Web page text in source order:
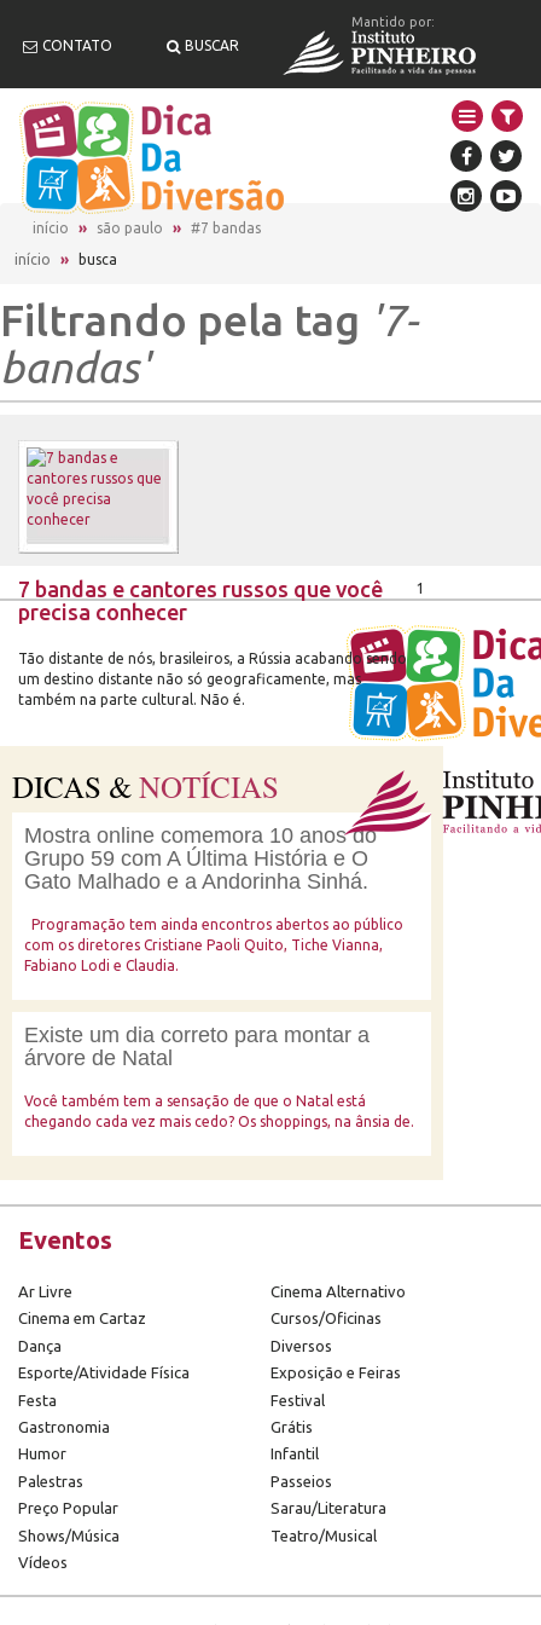
CONTATO BUSCAR
Mantido por:
início são paulo
#7 bandas
início
» busca
Filtrando pela tag '7-
bandas'
7 bandas e cantores russos que você
precisa conhecer
Tão distante de nós, brasileiros, a Rússia acabando sendo
um destino distante não só geograficamente, mas
também na parte cultural. Não é.
1
DICAS &NOTÍCIAS
Mostra online comemora 10 anos do
Grupo 59 com A Última História e O
Gato Malhado e a Andorinha Sinhá.
Programação tem ainda encontros abertos ao público
com os diretores Cristiane Paoli Quito, Tiche Vianna,
Fabiano Lodi e Claudia.
Existe um dia correto para montar a
árvore de Natal
Você também tem a sensação de que o Natal está
chegando cada vez mais cedo? Os shoppings, na ânsia de.
Eventos
Ar Livre
Cinema Alternativo
Cinema em Cartaz
Cursos/Oficinas
Dança
Diversos
Esporte/Atividade Física
Exposição e Feiras
Festa
Festival
Gastronomia
Grátis
Humor
Infantil
Palestras
Passeios
Preço Popular
Sarau/Literatura
Shows/Música
Teatro/Musical
Vídeos